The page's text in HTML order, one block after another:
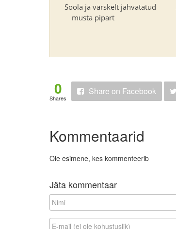
Soola ja värskelt jahvatatud
musta pipart
0
Shares
Share on Facebook
Kommentaarid
Ole esimene, kes kommenteerib
Jäta kommentaar